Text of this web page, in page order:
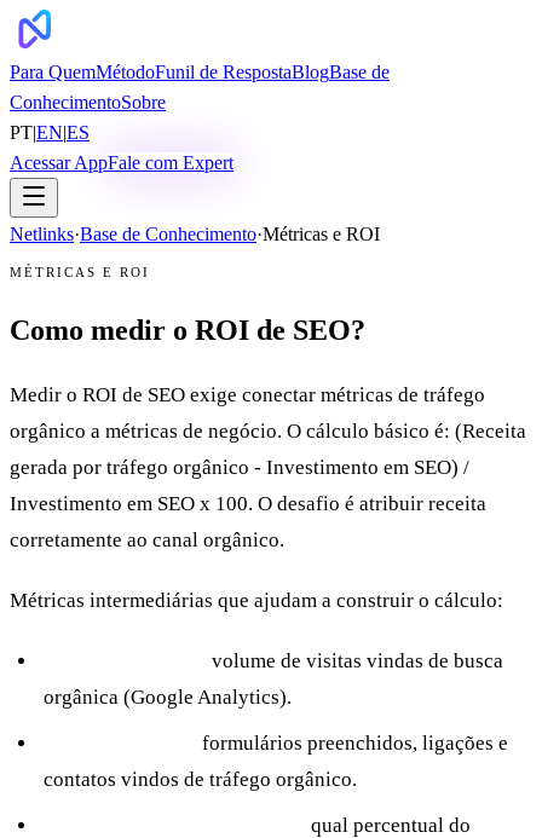
Para QuemMétodoFunil de RespostaBlogBase de
ConhecimentoSobre
PT|EN|ES
Acessar AppFale com Expert
Netlinks·Base de Conhecimento·Métricas e ROI
MÉTRICAS E ROI
Como medir o ROI de SEO?
Medir o ROI de SEO exige conectar métricas de tráfego
orgânico a métricas de negócio. O cálculo básico é: (Receita
gerada por tráfego orgânico - Investimento em SEO) /
Investimento em SEO x 100. O desafio é atribuir receita
corretamente ao canal orgânico.
Métricas intermediárias que ajudam a construir o cálculo:
volume de visitas vindas de busca
orgânica (Google Analytics).
formulários preenchidos, ligações e
contatos vindos de tráfego orgânico.
qual percentual do